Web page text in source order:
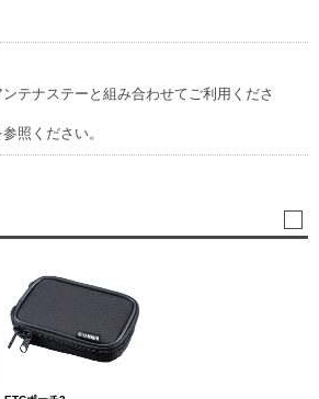
テナステーと組み合わせてご利用くださ
照ください。